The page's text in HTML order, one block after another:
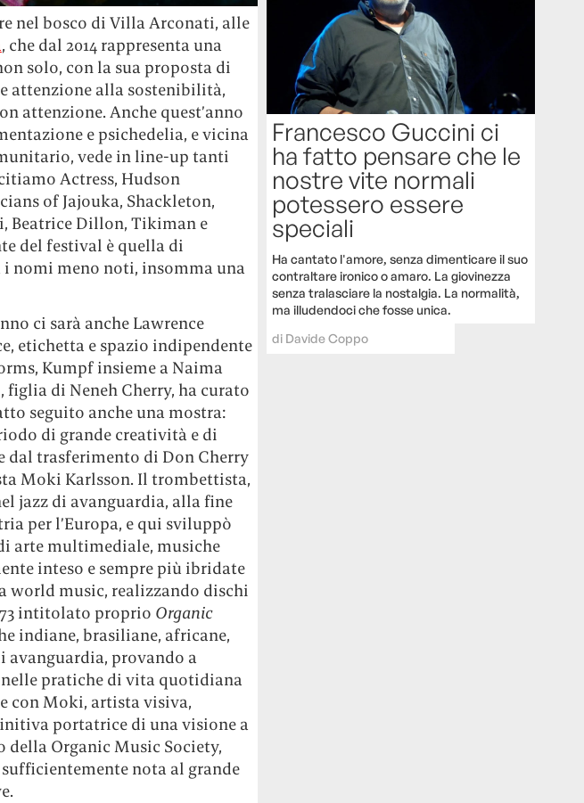
nel bosco di Villa Arconati, alle
, che dal 2014 rappresenta una
solo, con la sua proposta di
attenzione alla sostenibilità,
attenzione. Anche quest’anno
e psichedelia, e vicina
vede in line-up tanti
Actress, Hudson
of Jajouka, Shackleton,
Beatrice Dillon, Tikiman e
del festival è quella di
nomi meno noti, insomma una
ci sarà anche Lawrence
etichetta e spazio indipendente
Kumpf insieme a Naima
figlia di Neneh Cherry, ha curato
seguito anche una mostra:
di grande creatività e di
dal trasferimento di Don Cherry
Moki Karlsson. Il trombettista,
jazz di avanguardia, alla fine
per l’Europa, e qui sviluppò
arte multimediale, musiche
inteso e sempre più ibridate
world music, realizzando dischi
intitolato proprio Organic
indiane, brasiliane, africane,
provando a
pratiche di vita quotidiana
con Moki, artista visiva,
portatrice di una visione a
Organic Music Society,
nota al grande
Francesco Guccini ci
ha fatto pensare che le
nostre vite normali
potessero essere
speciali
Ha cantato l'amore, senza dimenticare il suo
contraltare ironico o amaro. La giovinezza
senza tralasciare la nostalgia. La normalità,
ma illudendoci che fosse unica.
di Davide Coppo